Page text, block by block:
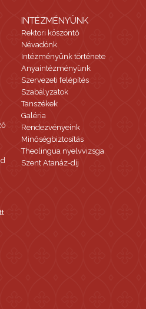
INTÉZMÉNYÜNK
Rektori köszöntő
Névadónk
Intézményünk története
Anyaintézményünk
Szervezeti felépítés
Szabályzatok
Tanszékek
Galéria
Rendezvényeink
Minőségbiztosítás
Theolingua nyelvvizsga
Szent Atanáz-díj